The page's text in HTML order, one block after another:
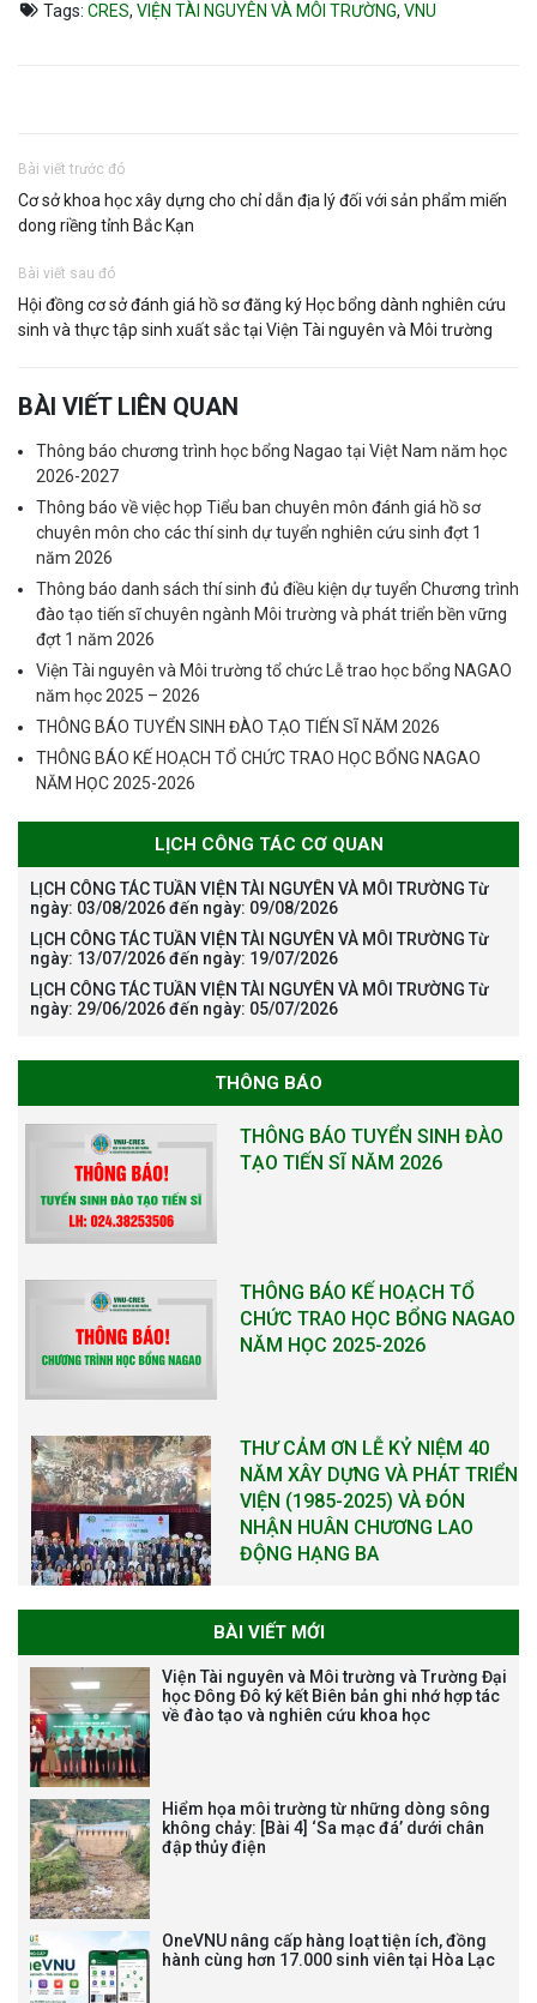
Tags: CRES, VIỆN TÀI NGUYÊN VÀ MÔI TRƯỜNG, VNU
Bài viết trước đó
Cơ sở khoa học xây dựng cho chỉ dẫn địa lý đối với sản phẩm miến
dong riềng tỉnh Bắc Kạn
Bài viết sau đó
Hội đồng cơ sở đánh giá hồ sơ đăng ký Học bổng dành nghiên cứu
sinh và thực tập sinh xuất sắc tại Viện Tài nguyên và Môi trường
BÀI VIẾT LIÊN QUAN
Thông báo chương trình học bổng Nagao tại Việt Nam năm học
2026-2027
Thông báo về việc họp Tiểu ban chuyên môn đánh giá hồ sơ
chuyên môn cho các thí sinh dự tuyển nghiên cứu sinh đợt 1
năm 2026
Thông báo danh sách thí sinh đủ điều kiện dự tuyển Chương trình
đào tạo tiến sĩ chuyên ngành Môi trường và phát triển bền vững
đợt 1 năm 2026
Viện Tài nguyên và Môi trường tổ chức Lễ trao học bổng NAGAO
năm học 2025 – 2026
THÔNG BÁO TUYỂN SINH ĐÀO TẠO TIẾN SĨ NĂM 2026
THÔNG BÁO KẾ HOẠCH TỔ CHỨC TRAO HỌC BỔNG NAGAO
NĂM HỌC 2025-2026
LỊCH CÔNG TÁC CƠ QUAN
LỊCH CÔNG TÁC TUẦN VIỆN TÀI NGUYÊN VÀ MÔI TRƯỜNG Từ
ngày: 03/08/2026 đến ngày: 09/08/2026
LỊCH CÔNG TÁC TUẦN VIỆN TÀI NGUYÊN VÀ MÔI TRƯỜNG Từ
ngày: 13/07/2026 đến ngày: 19/07/2026
LỊCH CÔNG TÁC TUẦN VIỆN TÀI NGUYÊN VÀ MÔI TRƯỜNG Từ
ngày: 29/06/2026 đến ngày: 05/07/2026
THÔNG BÁO
THÔNG BÁO TUYỂN SINH ĐÀO
TẠO TIẾN SĨ NĂM 2026
THÔNG BÁO KẾ HOẠCH TỔ
CHỨC TRAO HỌC BỔNG NAGAO
NĂM HỌC 2025-2026
THƯ CẢM ƠN LỄ KỶ NIỆM 40
NĂM XÂY DỰNG VÀ PHÁT TRIỂN
VIỆN (1985-2025) VÀ ĐÓN
NHẬN HUÂN CHƯƠNG LAO
ĐỘNG HẠNG BA
viên chức, người lao động các
vị trí việc làm chức danh nghề
BÀI VIẾT MỚI
Viện Tài nguyên và Môi trường và Trường Đại
học Đông Đô ký kết Biên bản ghi nhớ hợp tác
về đào tạo và nghiên cứu khoa học
Hiểm họa môi trường từ những dòng sông
không chảy: [Bài 4] ‘Sa mạc đá’ dưới chân
đập thủy điện
OneVNU nâng cấp hàng loạt tiện ích, đồng
hành cùng hơn 17.000 sinh viên tại Hòa Lạc